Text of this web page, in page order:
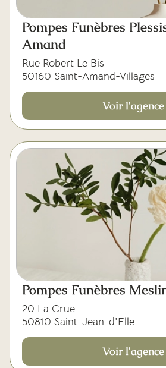
Pompes Funèbres
Amand
Rue Robert Le Bis
50160 Saint-Amand-Villages
Voir l'agence
Pompes Funèbres
20 La Crue
50810 Saint-Jean-d'Elle
Voir l'agence